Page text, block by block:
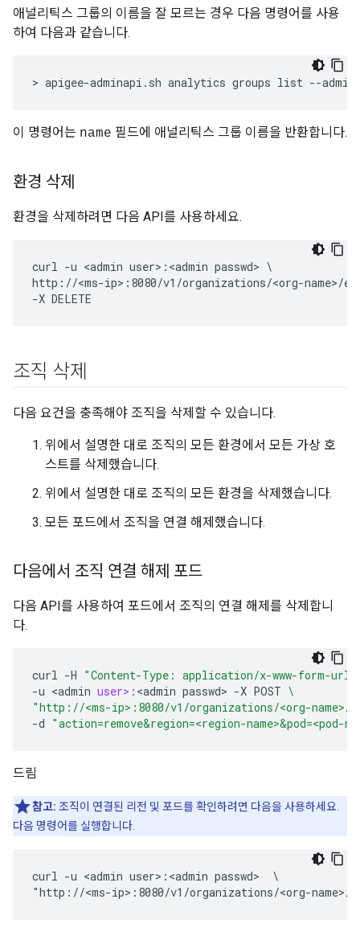
애널리틱스 그룹의 이름을 잘 모르는 경우 다음 명령어를 사용
하여 다음과 같습니다.
> apigee-adminapi.sh analytics groups list --
이 명령어는 name 필드에 애널리틱스 그룹 이름을 반환합니다.
환경 삭제
환경을 삭제하려면 다음 API를 사용하세요.
curl -u <admin user>:<admin passwd> \
http://<ms-ip>:8080/v1/organizations/<org-name>/
-X DELETE
조직 삭제
다음 요건을 충족해야 조직을 삭제할 수 있습니다.
위에서 설명한 대로 조직의 모든 환경에서 모든 가상 호
스트를 삭제했습니다.
위에서 설명한 대로 조직의 모든 환경을 삭제했습니다.
모든 포드에서 조직을 연결 해제했습니다.
다음에서 조직 연결 해제 포드
다음 API를 사용하여 포드에서 조직의 연결 해제를 삭제합니
다.
curl -H "Content-Type: application/x-www-form-
-u <admin user>: <admin passwd> -X POST \
"http://<ms-ip>:8080/v1/organizations/<org-name>/
-d "action=remove&region=<region-name>&pod=<pod-
드림
참고: 조직이 연결된 리전 및 포드를 확인하려면 다음을 사용하세요.
다음 명령어를 실행합니다.
curl -u <admin user>:<admin passwd>  \
"http://<ms-ip>:8080/v1/organizations/<org-name>/